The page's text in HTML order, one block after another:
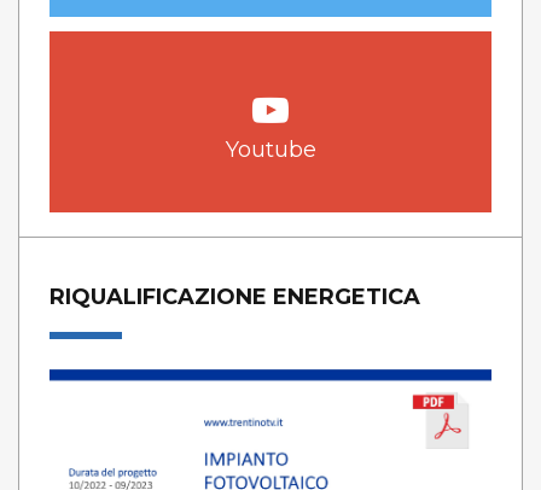
Youtube
RIQUALIFICAZIONE ENERGETICA